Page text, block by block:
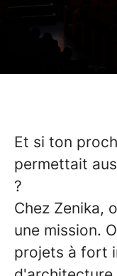
Et si ton
permettait
?
Chez Zenika,
une mission.
projets à fort